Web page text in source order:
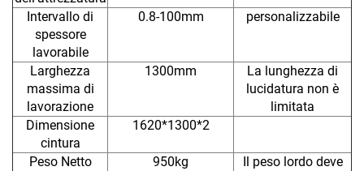
Intervallo di
spessore
lavorabile
0.8-100mm personalizzabile
Larghezza
massima di
lavorazione
1300mm
La lunghezza di
lucidatura non è
limitata
Dimensione
cintura
1620*1300*2
Peso Netto
950kg
Il peso lordo deve